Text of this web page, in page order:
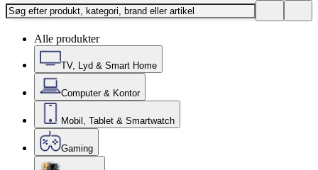
Alle produkter
TV, Lyd & Smart Home
Computer & Kontor
Mobil, Tablet & Smartwatch
Gaming